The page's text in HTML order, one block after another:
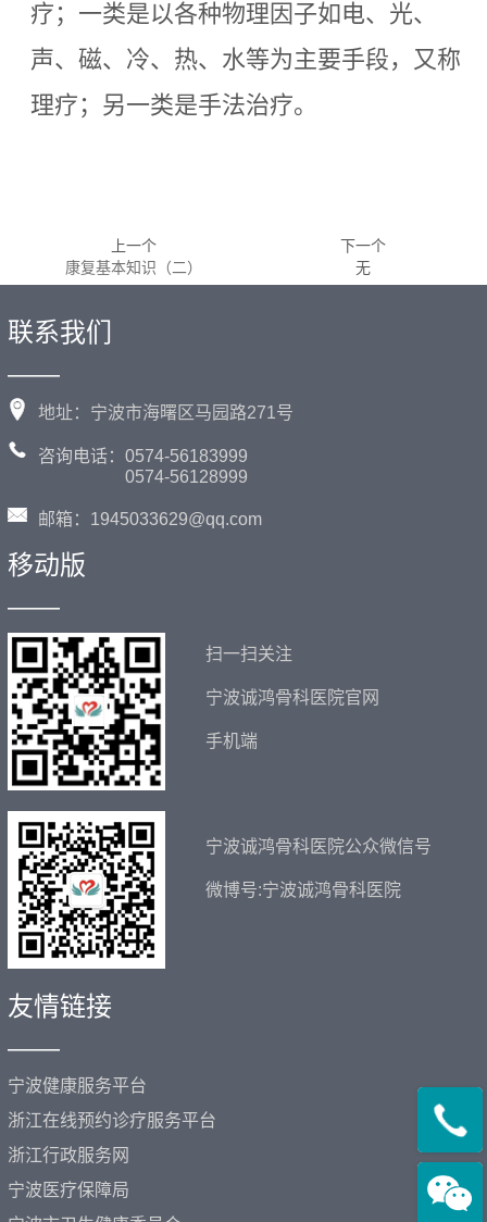
疗；一类是以各种物理因子如电、光、
声、磁、冷、热、水等为主要手段，又称
理疗；另一类是手法治疗。
上一个
康复基本知识（二）
下一个
无
联系我们
——
地址：宁波市海曙区马园路271号
咨询电话：0574-56183999
0574-56128999
邮箱：1945033629@qq.com
移动版
——
扫一扫关注
宁波诚鸿骨科医院官网
手机端
宁波诚鸿骨科医院公众微信号
微博号:宁波诚鸿骨科医院
友情链接
——
宁波健康服务平台
浙江在线预约诊疗服务平台
浙江行政服务网
宁波医疗保障局